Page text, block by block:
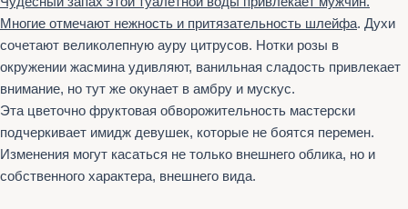
Многие отмечают нежность и притязательность шлейфа. Духи
сочетают великолепную ауру цитрусов. Нотки розы в
окружении жасмина удивляют, ванильная сладость привлекает
внимание, но тут же окунает в амбру и мускус.
Эта цветочно фруктовая обворожительность мастерски
подчеркивает имидж девушек, которые не боятся перемен.
Изменения могут касаться не только внешнего облика, но и
собственного характера, внешнего вида.